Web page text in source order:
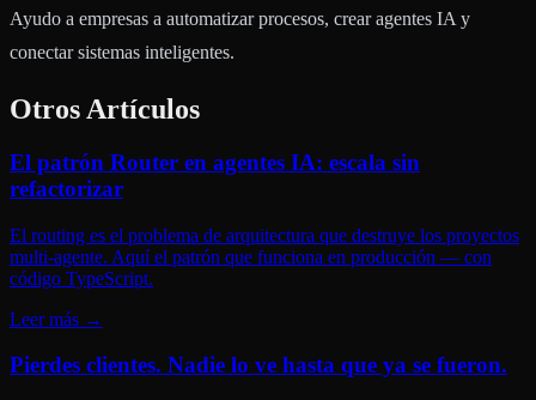
Ayudo a empresas a automatizar procesos, crear agentes IA y
conectar sistemas inteligentes.
Otros Artículos
El patrón Router en agentes IA: escala sin
refactorizar
El routing es el problema de arquitectura que destruye los proyectos
multi-agente. Aquí el patrón que funciona en producción — con
código TypeScript.
Leer más →
Pierdes clientes. Nadie lo ve hasta que ya se fueron.